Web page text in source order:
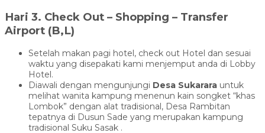
Hari 3. Check Out – Shopping – Transfer
Airport (B,L)
Setelah makan pagi hotel, check out Hotel dan sesuai
waktu yang disepakati kami menjemput anda di Lobby
Hotel.
Diawali dengan mengunjungi Desa Sukarara untuk
melihat wanita kampung menenun kain songket “khas
Lombok” dengan alat tradisional, Desa Rambitan
tepatnya di Dusun Sade yang merupakan kampung
tradisional Suku Sasak .